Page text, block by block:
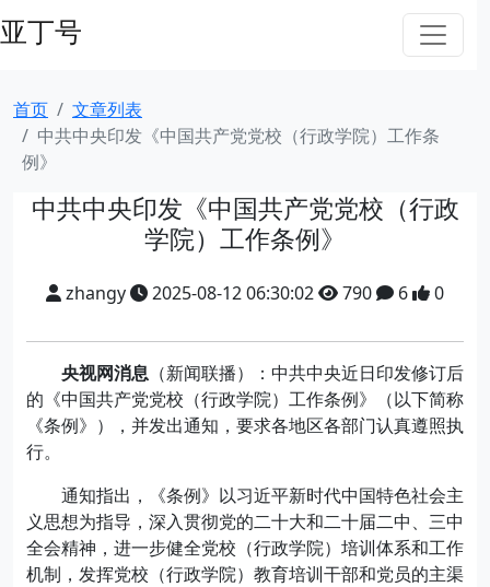
亚丁号
首页
文章列表
中共中央印发《中国共产党党校（行政学院）工作条
例》
中共中央印发《中国共产党党校（行政
学院）工作条例》
zhangy 2025-08-12 06:30:02 790 6 0
央视网消息 （新闻联播）：中共中央近日印发修订后
的《中国共产党党校（行政学院）工作条例》（以下简称
《条例》），并发出通知，要求各地区各部门认真遵照执
行。
通知指出，《条例》以习近平新时代中国特色社会主
义思想为指导，深入贯彻党的二十大和二十届二中、三中
全会精神，进一步健全党校（行政学院）培训体系和工作
机制，发挥党校（行政学院）教育培训干部和党员的主渠